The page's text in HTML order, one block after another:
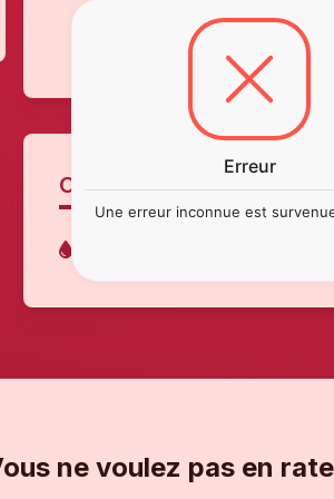
CÉPAGES
ne voulez pas en
Erreur
Une erreur inconnue est